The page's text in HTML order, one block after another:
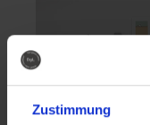
Zustimmung